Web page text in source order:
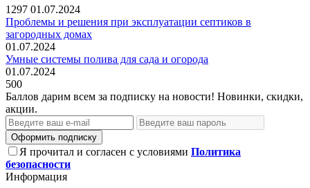
1297 01.07.2024
Проблемы и решения при эксплуатации септиков в
загородных домах
01.07.2024
Умные системы полива для сада и огорода
01.07.2024
500
Баллов дарим всем за подписку на новости! Новинки, скидки,
акции.
Оформить подписку
Я прочитал и согласен с условиями Политика
безопасности
Информация